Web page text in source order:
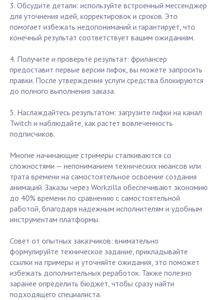
3. Обсудите детали: используйте встроенный мессенджер
для уточнения идей, корректировок и сроков. Это
помогает избежать недопониманий и гарантирует, что
конечный результат соответствует вашим ожиданиям.
4. Получите и проверьте результат: фрилансер
предоставит первые версии гифок, вы можете запросить
правки. После утверждения услуги средства блокируются
до полного выполнения заказа.
5. Наслаждайтесь результатом: загрузите гифки на канал
Twitch и наблюдайте, как растет вовлеченность
подписчиков.
Многие начинающие стримеры сталкиваются со
сложностями — непониманием технических нюансов или
трата времени на самостоятельное освоение создания
анимаций. Заказы через Workzilla обеспечивают экономию
до 40% времени по сравнению с самостоятельной
работой, благодаря надежным исполнителям и удобным
инструментам платформы.
Совет от опытных заказчиков: внимательно
формулируйте техническое задание, прикладывайте
ссылки на примеры и уточняйте ожидания, это поможет
избежать дополнительных реработок. Также полезно
заранее определить бюджет, чтобы сразу найти
подходящего специалиста.